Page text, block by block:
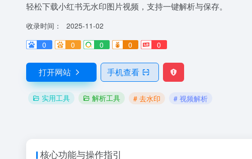
轻松下载小红书无水印图片视频，支持一键解析与保存。
收录时间：
2025-11-02
0
0 0 0 0
打开网站 手机查看
实用工具 解析工具 # 去水印 # 视频解析
核心功能与操作指引